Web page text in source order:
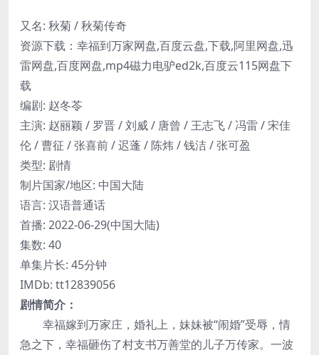
又名: 秋菊 / 秋菊传奇
资源下载：幸福到万家网盘,百度云盘,下载,阿里网盘,迅
雷网盘,百度网盘,mp4磁力电驴ed2k,百度云115网盘下
载
编剧: 赵冬苓
主演: 赵丽颖 / 罗晋 / 刘威 / 唐曾 / 王志飞 / 冯雷 / 宋佳
伦 / 曹征 / 张喜前 / 迟蓬 / 陈炜 / 钱洁 / 张可盈
类型: 剧情
制片国家/地区: 中国大陆
语言: 汉语普通话
首播: 2022-06-29(中国大陆)
集数: 40
单集片长: 45分钟
IMDb: tt12839056
剧情简介：
幸福嫁到万家庄，婚礼上，妹妹被“闹婚”受辱，情
急之下，幸福砸伤了村支书万善堂的儿子万传家。一波